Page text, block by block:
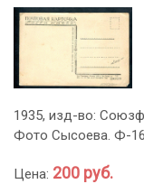
1935, изд-во:
Фото Сысоева. Ф-
Цена: 200 руб.